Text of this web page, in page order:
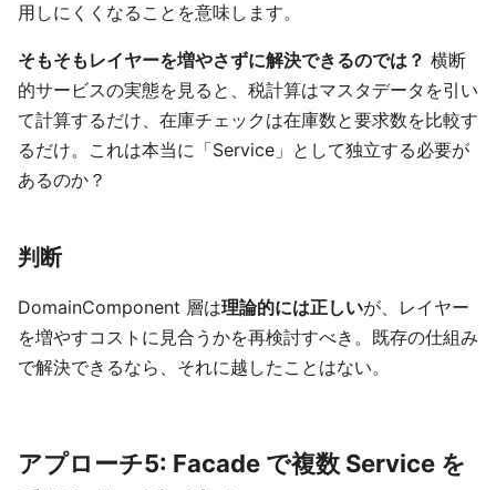
用しにくくなることを意味します。
そもそもレイヤーを増やさずに解決できるのでは？ 横断
的サービスの実態を見ると、税計算はマスタデータを引い
て計算するだけ、在庫チェックは在庫数と要求数を比較す
るだけ。これは本当に「Service」として独立する必要が
あるのか？
判断
DomainComponent 層は理論的には正しいが、レイヤー
を増やすコストに見合うかを再検討すべき。既存の仕組み
で解決できるなら、それに越したことはない。
アプローチ5: Facade で複数 Service を